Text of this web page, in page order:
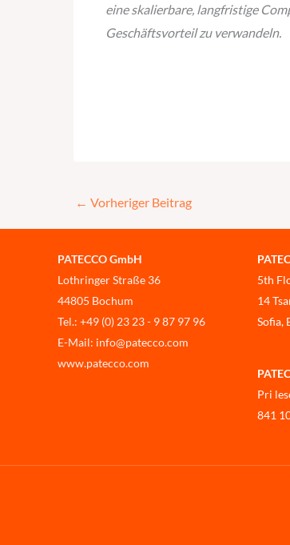
eine skalierbare, langfristige
Geschäftsvorteil zu verwandeln.
← Vorheriger Beitrag
PATECCO GmbH
Lothringer Straße 36
44805 Bochum
Tel.: +49 (0) 23 23 - 9 87 97 96
E-Mail: info@patecco.com
www.patecco.com
5th
14
Sofia,
Pri
841